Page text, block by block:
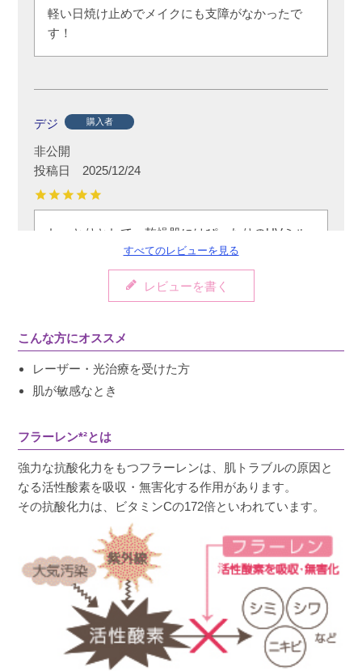
軽い日焼け止めでメイクにも支障がなかったで
す！
デジ 購入者
非公開
投稿日
2025/12/24
しっとりとして、乾燥肌にはぴったりのUVミル
クです。塗った直後はすこし白く感じますが、
すぐに馴染みます。
M
非公開
コックリなテクスチャーですが伸び早く、保湿
感があるのでリピート決定です。
肌をとても綺麗に見せてくれます。
塗った瞬間はなんとなく白浮き感があるもの
の、時間を置くとまったく気にならなくなりま
す。
とてもおすすめです。
すべてのレビューを見る
レビューを書く
こんな方にオススメ
レーザー・光治療を受けた方
肌が敏感なとき
フラーレン*²とは
強力な抗酸化力をもつフラーレンは、肌トラブルの原因と
なる活性酸素を吸収・無害化する作用があります。
その抗酸化力は、ビタミンCの172倍といわれています。